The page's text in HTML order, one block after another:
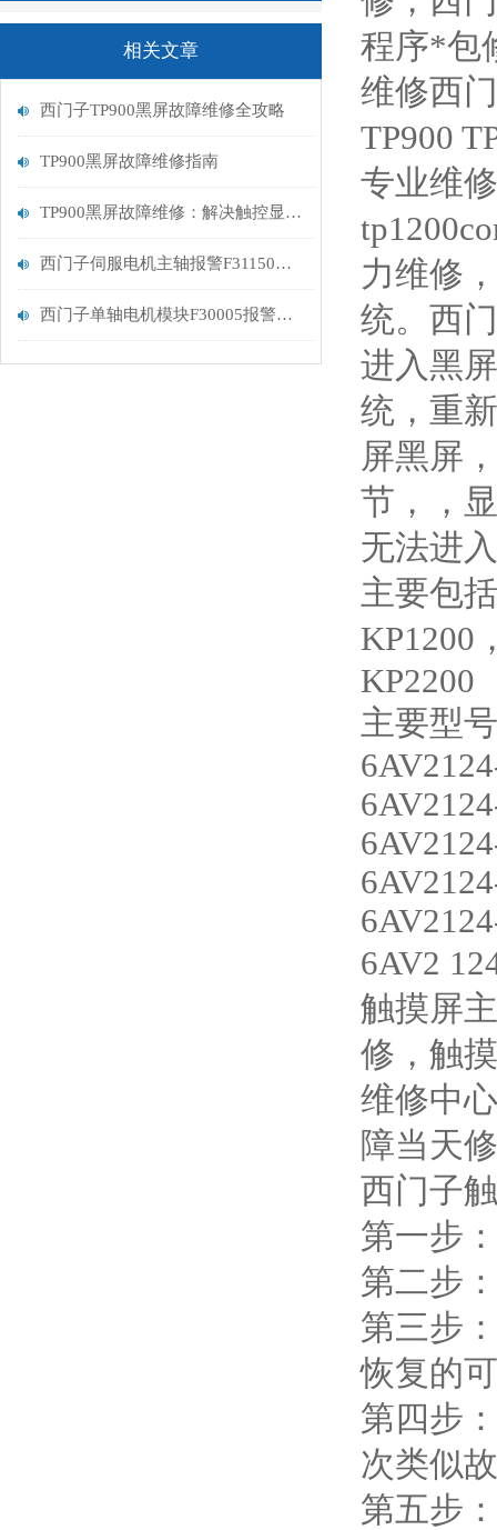
相关文章
西门子TP900黑屏故障维修全攻略
TP900黑屏故障维修指南
TP900黑屏故障维修：解决触控显示设备的常见问题
西门子伺服电机主轴报警F31150编码器故障解决方法
西门子单轴电机模块F30005报警处理
程序*包
维修西
TP900
专业维
力维修
统。西
进入黑
统，重
屏黑屏
节，，
无法进
主要包
KP1200
KP2200
主要型
6AV2
触摸屏
修，触
维修中
障当天
西门子
第一步
第二步
第三步
恢复的
第四步
次类似
第五步